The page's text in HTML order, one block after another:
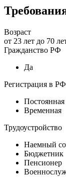
Возраст
от 23 лет до 70
Гражданство РФ
Да
Регистрация в РФ
Постоянная
Временная
Трудоустройство
Наемный
Бюджетник
Пенсионер